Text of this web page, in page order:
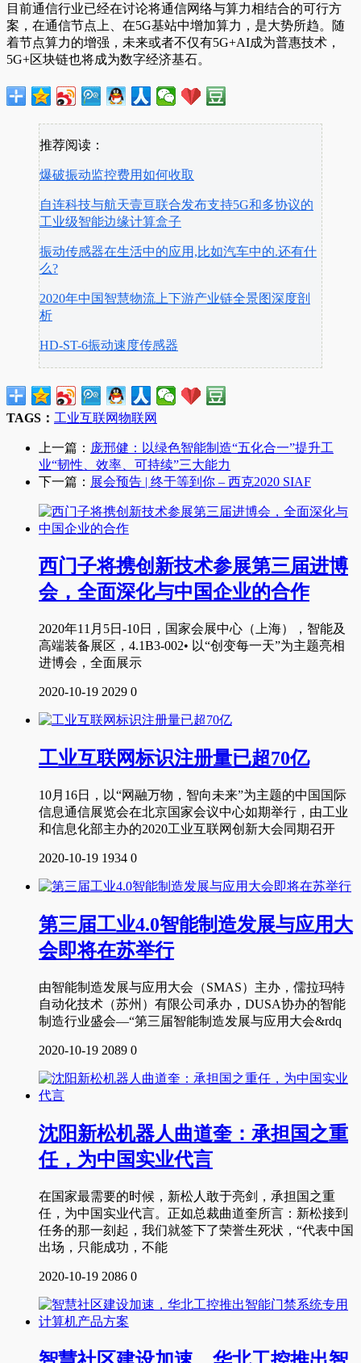
目前通信行业已经在讨论将通信网络与算力相结合的可行方
案，在通信节点上、在5G基站中增加算力，是大势所趋。随
着节点算力的增强，未来或者不仅有5G+AI成为普惠技术，
5G+区块链也将成为数字经济基石。
推荐阅读：
爆破振动监控费用如何收取
自连科技与航天壹亘联合发布支持5G和多协议的
工业级智能边缘计算盒子
振动传感器在生活中的应用,比如汽车中的.还有什
么?
2020年中国智慧物流上下游产业链全景图深度剖
析
HD-ST-6振动速度传感器
TAGS： 工业互联网物联网
上一篇： 庞邢健：以绿色智能制造“五化合一”提升工
业“韧性、效率、可持续”三大能力
下一篇： 展会预告 | 终于等到你 – 西克2020 SIAF
西门子将携创新技术参展第三届进博
会，全面深化与中国企业的合作
2020年11月5日-10日，国家会展中心（上海），智能及
高端装备展区，4.1B3-002• 以“创变每一天”为主题亮相
进博会，全面展示
2020-10-19 2029 0
工业互联网标识注册量已超70亿
10月16日，以“网融万物，智向未来”为主题的中国国际
信息通信展览会在北京国家会议中心如期举行，由工业
和信息化部主办的2020工业互联网创新大会同期召开
2020-10-19 1934 0
第三届工业4.0智能制造发展与应用大
会即将在苏举行
由智能制造发展与应用大会（SMAS）主办，儒拉玛特
自动化技术（苏州）有限公司承办，DUSA协办的智能
制造行业盛会—“第三届智能制造发展与应用大会&rdq
2020-10-19 2089 0
沈阳新松机器人曲道奎：承担国之重
任，为中国实业代言
在国家最需要的时候，新松人敢于亮剑，承担国之重
任，为中国实业代言。正如总裁曲道奎所言：新松接到
任务的那一刻起，我们就签下了荣誉生死状，“代表中国
出场，只能成功，不能
2020-10-19 2086 0